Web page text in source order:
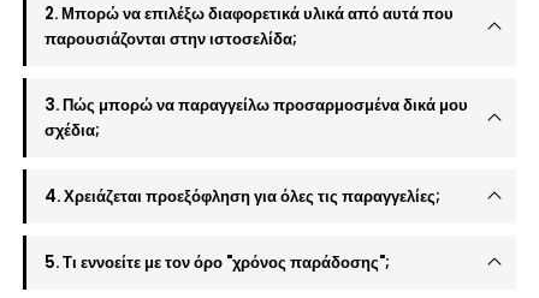
2. Μπορώ να επιλέξω διαφορετικά υλικά από αυτά που
παρουσιάζονται στην ιστοσελίδα;
3. Πώς μπορώ να παραγγείλω προσαρμοσμένα δικά μου
σχέδια;
4. Χρειάζεται προεξόφληση για όλες τις παραγγελίες;
5. Τι εννοείτε με τον όρο "χρόνος παράδοσης";